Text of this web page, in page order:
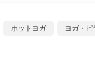
ホットヨガ ヨガ・ピ